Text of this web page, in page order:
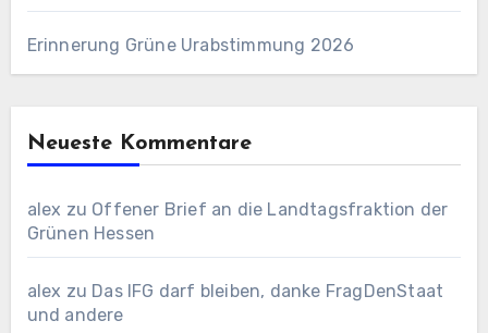
Erinnerung Grüne Urabstimmung 2026
Neueste Kommentare
alex zu Offener Brief an die Landtagsfraktion der
Grünen Hessen
alex zu Das IFG darf bleiben, danke FragDenStaat
und andere